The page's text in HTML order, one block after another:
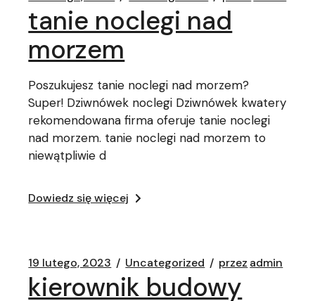
tanie noclegi nad
morzem
Poszukujesz tanie noclegi nad morzem?
Super! Dziwnówek noclegi Dziwnówek kwatery
rekomendowana firma oferuje tanie noclegi
nad morzem. tanie noclegi nad morzem to
niewątpliwie d
Dowiedz się więcej
19 lutego, 2023 Uncategorized przez admin
kierownik budowy